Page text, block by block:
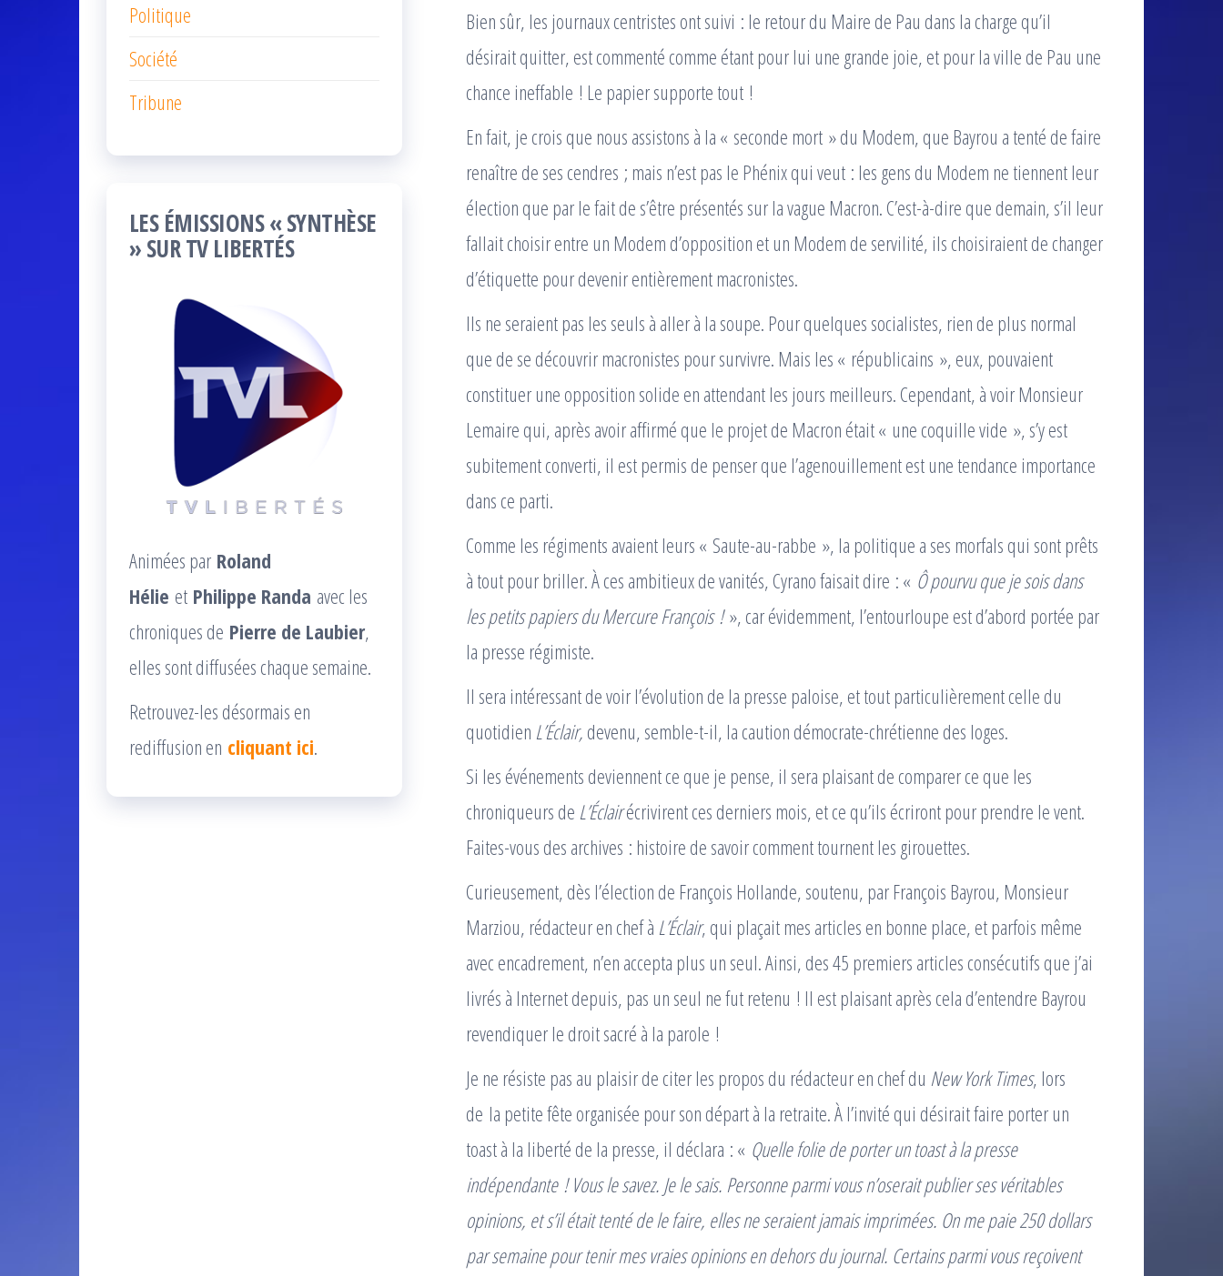
Bien sûr, les journaux centristes ont suivi : le retour du Maire de Pau dans la charge qu’il
désirait quitter, est commenté comme étant pour lui une grande joie, et pour la ville de Pau une
chance ineffable ! Le papier supporte tout !
En fait, je crois que nous assistons à la « seconde mort » du Modem, que Bayrou a tenté de faire
renaître de ses cendres ; mais n’est pas le Phénix qui veut : les gens du Modem ne tiennent leur
élection que par le fait de s’être présentés sur la vague Macron. C’est-à-dire que demain, s’il leur
fallait choisir entre un Modem d’opposition et un Modem de servilité, ils choisiraient de changer
d’étiquette pour devenir entièrement macronistes.
Ils ne seraient pas les seuls à aller à la soupe. Pour quelques socialistes, rien de plus normal
que de se découvrir macronistes pour survivre. Mais les « républicains », eux, pouvaient
constituer une opposition solide en attendant les jours meilleurs. Cependant, à voir Monsieur
Lemaire qui, après avoir affirmé que le projet de Macron était « une coquille vide », s’y est
subitement converti, il est permis de penser que l’agenouillement est une tendance importance
dans ce parti.
Comme les régiments avaient leurs « Saute-au-rabbe », la politique a ses morfals qui sont prêts
à tout pour briller. À ces ambitieux de vanités, Cyrano faisait dire : « Ô pourvu que je sois dans
les petits papiers du Mercure François !», car évidemment, l’entourloupe est d’abord portée par
la presse régimiste.
Il sera intéressant de voir l’évolution de la presse paloise, et tout particulièrement celle du
quotidien L’Éclair, devenu, semble-t-il, la caution démocrate-chrétienne des loges.
Si les événements deviennent ce que je pense, il sera plaisant de comparer ce que les
chroniqueurs de L’Éclairécrivirent ces derniers mois, et ce qu’ils écriront pour prendre le vent.
Faites-vous des archives : histoire de savoir comment tournent les girouettes.
Curieusement, dès l’élection de François Hollande, soutenu, par François Bayrou, Monsieur
Marziou, rédacteur en chef à L’Éclair, qui plaçait mes articles en bonne place, et parfois même
avec encadrement, n’en accepta plus un seul. Ainsi, des 45 premiers articles consécutifs que j’ai
livrés à Internet depuis, pas un seul ne fut retenu ! Il est plaisant après cela d’entendre Bayrou
revendiquer le droit sacré à la parole !
Je ne résiste pas au plaisir de citer les propos du rédacteur en chef du New York Times, lors
de la petite fête organisée pour son départ à la retraite. À l’invité qui désirait faire porter un
toast à la liberté de la presse, il déclara : « Quelle folie de porter un toast à la presse
indépendante ! Vous le savez. Je le sais. Personne parmi vous n’oserait publier ses véritables
opinions, et s’il était tenté de le faire, elles ne seraient jamais imprimées. On me paie 250 dollars
par semaine pour tenir mes vraies opinions en dehors du journal. Certains parmi vous reçoivent
Politique
Société
Tribune
LES ÉMISSIONS « SYNTHÈSE
» SUR TV LIBERTÉS
Animées par Roland
Hélie et Philippe Randa avec les
chroniques de Pierre de Laubier,
elles sont diffusées chaque semaine.
Retrouvez-les désormais en
rediffusion en cliquant ici.